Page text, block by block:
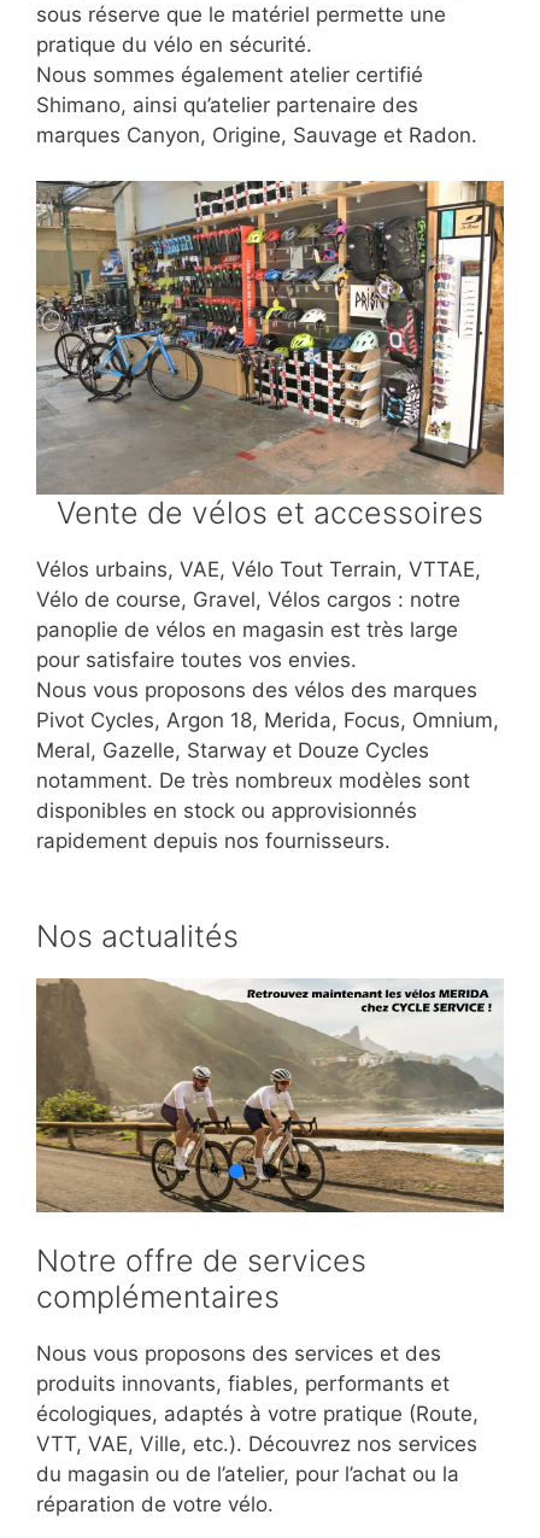
sous réserve que le matériel permette une
pratique du vélo en sécurité.
Nous sommes également atelier certifié
Shimano, ainsi qu’atelier partenaire des
marques Canyon, Origine, Sauvage et Radon.
Vente de vélos et accessoires
Vélos urbains, VAE, Vélo Tout Terrain, VTTAE,
Vélo de course, Gravel, Vélos cargos : notre
panoplie de vélos en magasin est très large
pour satisfaire toutes vos envies.
Nous vous proposons des vélos des marques
Pivot Cycles, Argon 18, Merida, Focus, Omnium,
Meral, Gazelle, Starway et Douze Cycles
notamment. De très nombreux modèles sont
disponibles en stock ou approvisionnés
rapidement depuis nos fournisseurs.
Nos actualités
Notre offre de services
complémentaires
Nous vous proposons des services et des
produits innovants, fiables, performants et
écologiques, adaptés à votre pratique (Route,
VTT, VAE, Ville, etc.). Découvrez nos services
du magasin ou de l’atelier, pour l’achat ou la
réparation de votre vélo.